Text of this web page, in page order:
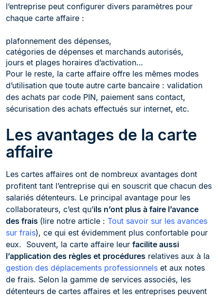
l’entreprise peut configurer divers paramètres pour
chaque carte affaire :
plafonnement des dépenses,
catégories de dépenses et marchands autorisés,
jours et plages horaires d’activation…
Pour le reste, la carte affaire offre les mêmes modes
d’utilisation que toute autre carte bancaire : validation
des achats par code PIN, paiement sans contact,
sécurisation des achats effectués sur internet, etc.
Les avantages de la carte
affaire
Les cartes affaires ont de nombreux avantages dont
profitent tant l’entreprise qui en souscrit que chacun des
salariés détenteurs. Le principal avantage pour les
collaborateurs, c’est qu’ils n’ont plus à faire l’avance
des frais (lire notre article : Tout savoir sur les avances
sur frais), ce qui est évidemment plus confortable pour
eux. Souvent, la carte affaire leur facilite aussi
l’application des règles et procédures relatives aux à la
gestion des déplacements professionnels et aux notes
de frais. Selon la gamme de services associés, les
détenteurs de cartes affaires et les entreprises peuvent